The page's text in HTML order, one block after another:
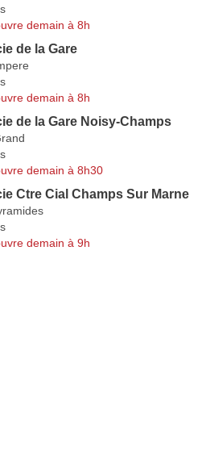
demain à 8h
de la Gare
demain à 8h
de la Gare Noisy-Champs
demain à 8h30
Ctre Cial Champs Sur Marne
demain à 9h